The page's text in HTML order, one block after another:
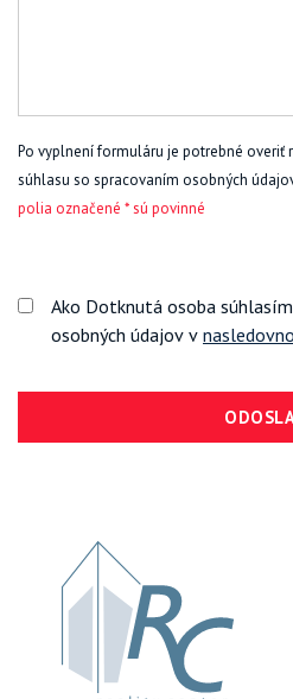
Po vyplnení formuláru je potrebné overiť
súhlasu so spracovaním osobných
polia označené * sú povinné
Ako Dotknutá osoba
osobných údajov v